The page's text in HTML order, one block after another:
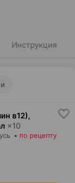
Инструкция
в12),
×10
• по рецепту